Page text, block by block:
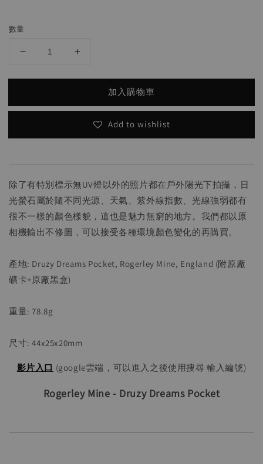
數量
加入購物車
Add to wishlist
除了有特別標示無UV燈以外的照片都在戶外陽光下拍攝，日
光螢石屬於隨不同光源、天氣、紫外線指數、光線強弱都有
很不一樣的顏色樣貌，這也是魅力無窮的地方。我們都以原
相機輸出不修圖，可以接受各種環境顏色變化的再購買。
產地: Druzy Dreams Pocket, Rogerley Mine, England (附原廠
礦卡+原廠黑盒)
重量: 78.8g
尺寸: 44x25x20mm
影片入口 (google雲端，可以進入之後使用搜尋 輸入編號)
Rogerley Mine - Druzy Dreams Pocket